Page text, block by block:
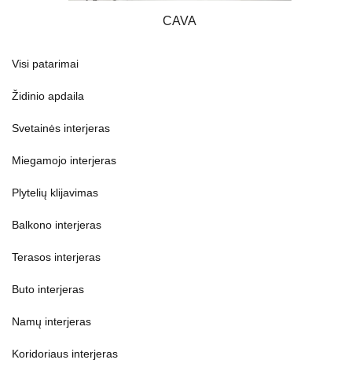
CAVA
Visi patarimai
Židinio apdaila
Svetainės interjeras
Miegamojo interjeras
Plytelių klijavimas
Balkono interjeras
Terasos interjeras
Buto interjeras
Namų interjeras
Koridoriaus interjeras